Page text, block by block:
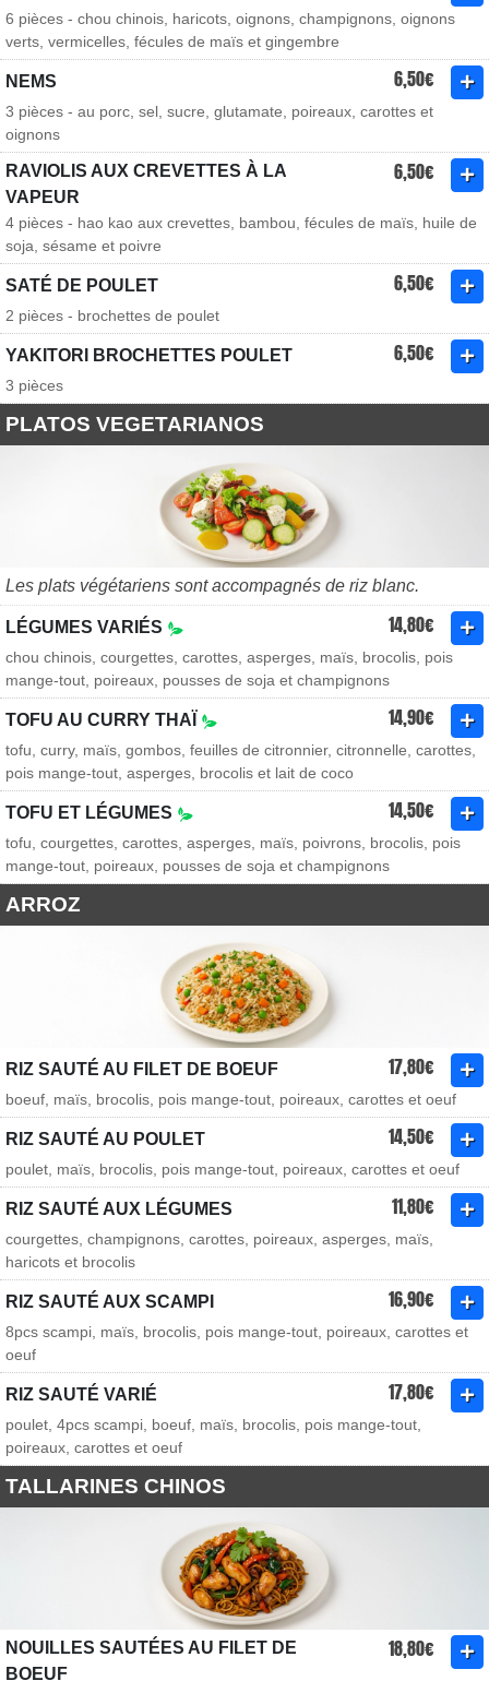
6 pièces - chou chinois, haricots, oignons, champignons, oignons
verts, vermicelles, fécules de maïs et gingembre
NEMS 6,50€
3 pièces - au porc, sel, sucre, glutamate, poireaux, carottes et
oignons
RAVIOLIS AUX CREVETTES À LA
VAPEUR
6,50€
4 pièces - hao kao aux crevettes, bambou, fécules de maïs, huile de
soja, sésame et poivre
SATÉ DE POULET 6,50€
2 pièces - brochettes de poulet
YAKITORI BROCHETTES POULET 6,50€
3 pièces
PLATOS VEGETARIANOS
Les plats végétariens sont accompagnés de riz blanc.
LÉGUMES VARIÉS 14,80€
chou chinois, courgettes, carottes, asperges, maïs, brocolis, pois
mange-tout, poireaux, pousses de soja et champignons
TOFU AU CURRY THAÏ 14,90€
tofu, curry, maïs, gombos, feuilles de citronnier, citronnelle, carottes,
pois mange-tout, asperges, brocolis et lait de coco
TOFU ET LÉGUMES 14,50€
tofu, courgettes, carottes, asperges, maïs, poivrons, brocolis, pois
mange-tout, poireaux, pousses de soja et champignons
ARROZ
RIZ SAUTÉ AU FILET DE BOEUF 17,80€
boeuf, maïs, brocolis, pois mange-tout, poireaux, carottes et oeuf
RIZ SAUTÉ AU POULET 14,50€
poulet, maïs, brocolis, pois mange-tout, poireaux, carottes et oeuf
RIZ SAUTÉ AUX LÉGUMES 11,80€
courgettes, champignons, carottes, poireaux, asperges, maïs,
haricots et brocolis
RIZ SAUTÉ AUX SCAMPI 16,90€
8pcs scampi, maïs, brocolis, pois mange-tout, poireaux, carottes et
oeuf
RIZ SAUTÉ VARIÉ 17,80€
poulet, 4pcs scampi, boeuf, maïs, brocolis, pois mange-tout,
poireaux, carottes et oeuf
TALLARINES CHINOS
NOUILLES SAUTÉES AU FILET DE
BOEUF
18,80€